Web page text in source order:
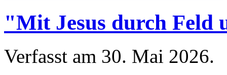
"Mit Jesus durch Feld
Verfasst am 30. Mai 2026.